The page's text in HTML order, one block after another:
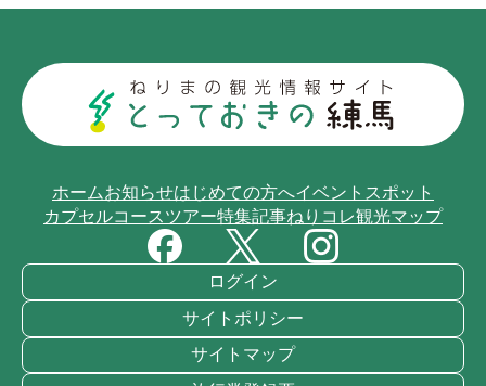
ホームお知らせはじめての方へイベントスポット
カプセルコースツアー特集記事ねりコレ観光マップ
ログイン
サイトポリシー
サイトマップ